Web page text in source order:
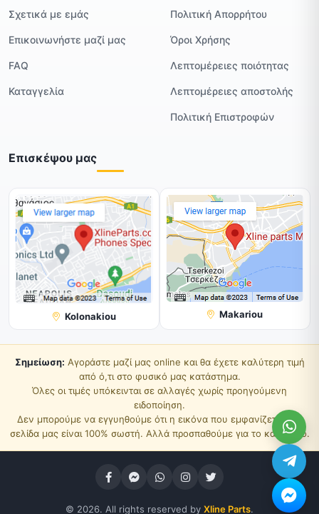
Σχετικά με εμάς
Επικοινωνήστε μαζί μας
FAQ
Καταγγελία
Πολιτική Απορρήτου
Όροι Χρήσης
Λεπτομέρειες ποιότητας
Λεπτομέρειες αποστολής
Πολιτική Επιστροφών
Επισκέψου μας
Kolonakiou Makariou
Σημείωση: Αγοράστε μαζί μας online και θα έχετε καλύτερη τιμή
από ό,τι στο φυσικό μας κατάστημα.
Όλες οι τιμές υπόκεινται σε αλλαγές χωρίς προηγούμενη
ειδοποίηση.
Δεν μπορούμε να εγγυηθούμε ότι η εικόνα που εμφανίζεται στη
σελίδα μας είναι 100% σωστή. Αλλά προσπαθούμε για το καλύτερο.
© 2026. All rights reserved by Xline Parts.